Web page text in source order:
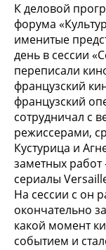
К деловой
форума
именитые
день в сессии
переписали
французский
французский
сотрудничал с
режиссерами,
Кустурица и
заметных
сериалы
На сессии с он
окончательно
какой момент
событием и